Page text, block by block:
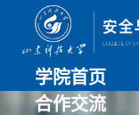
学院首页
合作交流